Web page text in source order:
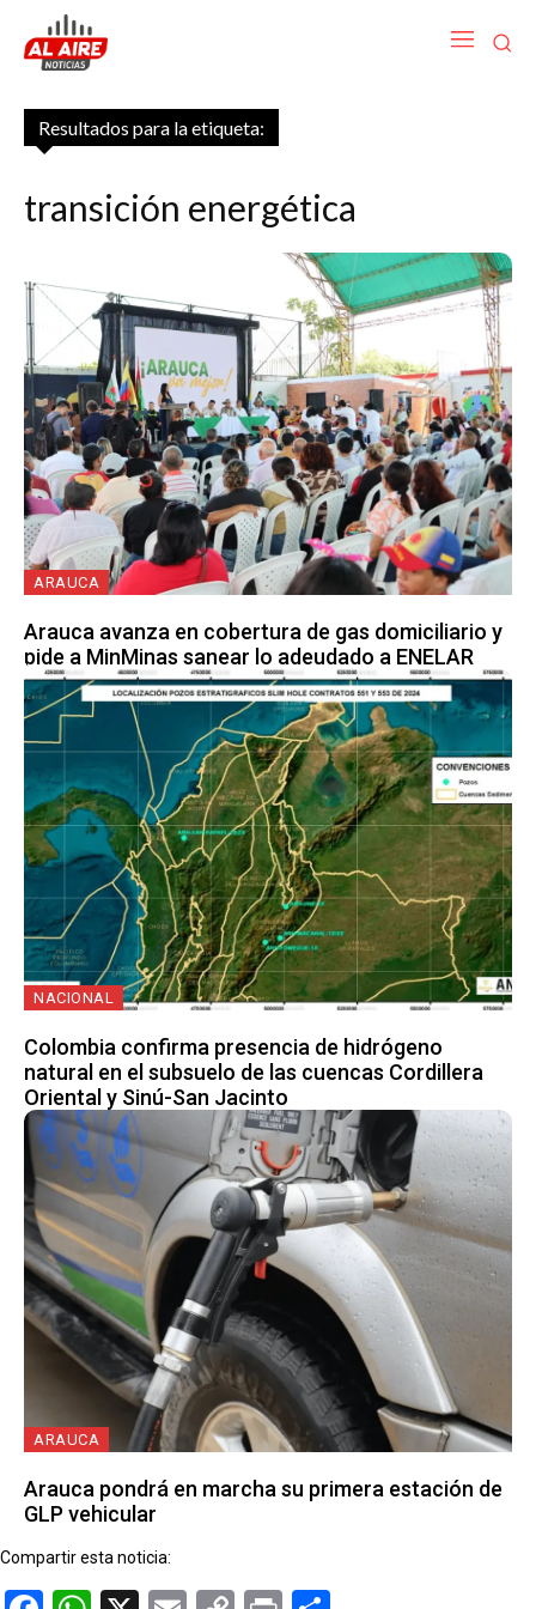
Resultados para la etiqueta:
transición energética
ARAUCA
Arauca avanza en cobertura de gas domiciliario y
pide a MinMinas sanear lo adeudado a ENELAR
NACIONAL
Colombia confirma presencia de hidrógeno
natural en el subsuelo de las cuencas Cordillera
Oriental y Sinú-San Jacinto
ARAUCA
Arauca pondrá en marcha su primera estación de
GLP vehicular
Compartir esta noticia: